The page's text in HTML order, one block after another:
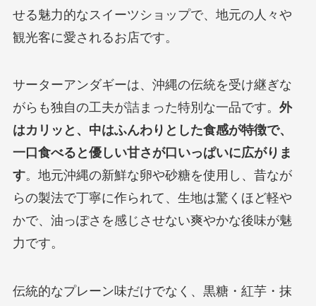
せる魅力的なスイーツショップで、地元の人々や
観光客に愛されるお店です。
サーターアンダギーは、沖縄の伝統を受け継ぎな
がらも独自の工夫が詰まった特別な一品です。 外
はカリッと、中はふんわりとした食感が特徴で、
一口食べると優しい甘さが口いっぱいに広がりま
す。地元沖縄の新鮮な卵や砂糖を使用し、昔なが
らの製法で丁寧に作られて、生地は驚くほど軽や
かで、油っぽさを感じさせない爽やかな後味が魅
力です。
伝統的なプレーン味だけでなく、黒糖・紅芋・抹